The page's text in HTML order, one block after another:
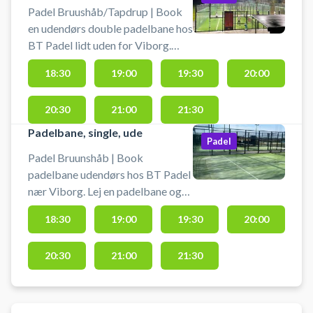
Padel Bruushåb/Tapdrup | Book
en udendørs double padelbane hos
BT Padel lidt uden for Viborg.
Bruunshåb/Tapdrup Padel har 4
udendørs padeltennis baner, 3
doublebaner og 1 single
padelbane.
18:30 19:00 19:30 20:00
20:30 21:00 21:30
Padelbane, single, ude
Padel Bruunshåb | Book
padelbane udendørs hos BT Padel
nær Viborg. Lej en padelbane og
spil padel i Bruunshåb på en
singlebane udendørs ved BT
Padel. Bruunshåb/Tapdrup Padel
har 4 udendørs padelbaner, 3
padelbane. Efter booking af din
Padel
18:30 19:00 19:30 20:00
20:30 21:00 21:30